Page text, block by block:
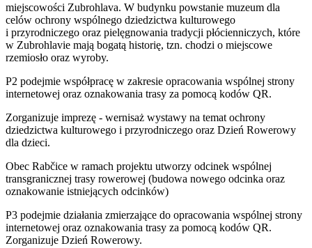
miejscowości Zubrohlava. W budynku powstanie muzeum dla
celów ochrony wspólnego dziedzictwa kulturowego
i przyrodniczego oraz pielęgnowania tradycji płócienniczych, które
w Zubrohlavie mają bogatą historię, tzn. chodzi o miejscowe
rzemiosło oraz wyroby.
P2 podejmie współpracę w zakresie opracowania wspólnej strony
internetowej oraz oznakowania trasy za pomocą kodów QR.
Zorganizuje imprezę - wernisaż wystawy na temat ochrony
dziedzictwa kulturowego i przyrodniczego oraz Dzień Rowerowy
dla dzieci.
Obec Rabčice w ramach projektu utworzy odcinek wspólnej
transgranicznej trasy rowerowej (budowa nowego odcinka oraz
oznakowanie istniejących odcinków)
P3 podejmie działania zmierzające do opracowania wspólnej strony
internetowej oraz oznakowania trasy za pomocą kodów QR.
Zorganizuje Dzień Rowerowy.